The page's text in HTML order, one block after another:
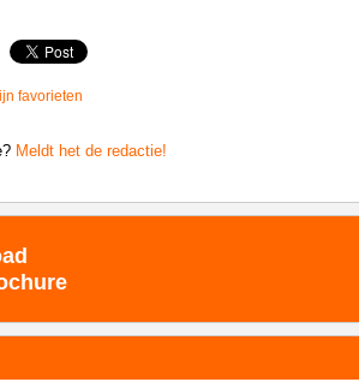
favorieten
Meldt het de redactie!